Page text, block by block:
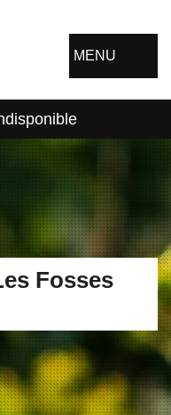
MENU
Fosses